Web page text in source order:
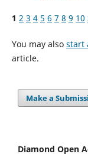
1 2 3 4 5 6 7 8 9 10
You may also start
article.
Make a
Diamond Open